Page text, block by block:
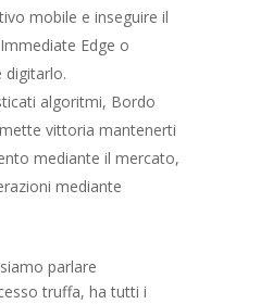
mobile e inseguire il
Edge o
digitarlo.
algoritmi, Bordo
vittoria mantenerti
mediante il mercato,
mediante
parlare
truffa, ha tutti i